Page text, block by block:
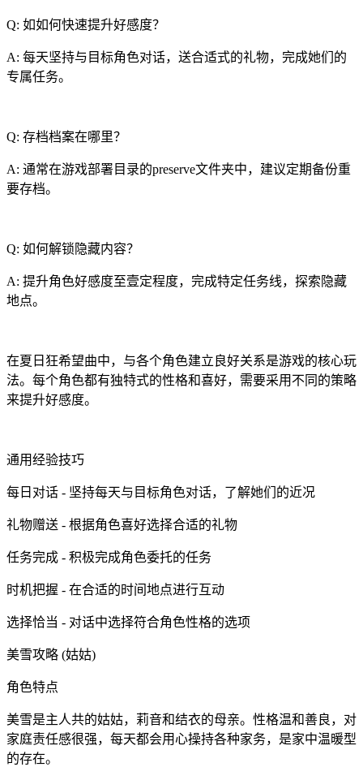
Q: 如如何快速提升好感度？
A: 每天坚持与目标角色对话，送合适式的礼物，完成她们的
专属任务。
Q: 存档档案在哪里？
A: 通常在游戏部署目录的preserve文件夹中，建议定期备份重
要存档。
Q: 如何解锁隐藏内容？
A: 提升角色好感度至壹定程度，完成特定任务线，探索隐藏
地点。
在夏日狂希望曲中，与各个角色建立良好关系是游戏的核心玩
法。每个角色都有独特式的性格和喜好，需要采用不同的策略
来提升好感度。
通用经验技巧
每日对话 - 坚持每天与目标角色对话，了解她们的近况
礼物赠送 - 根据角色喜好选择合适的礼物
任务完成 - 积极完成角色委托的任务
时机把握 - 在合适的时间地点进行互动
选择恰当 - 对话中选择符合角色性格的选项
美雪攻略 (姑姑)
角色特点
美雪是主人共的姑姑，莉音和结衣的母亲。性格温和善良，对
家庭责任感很强，每天都会用心操持各种家务，是家中温暖型
的存在。